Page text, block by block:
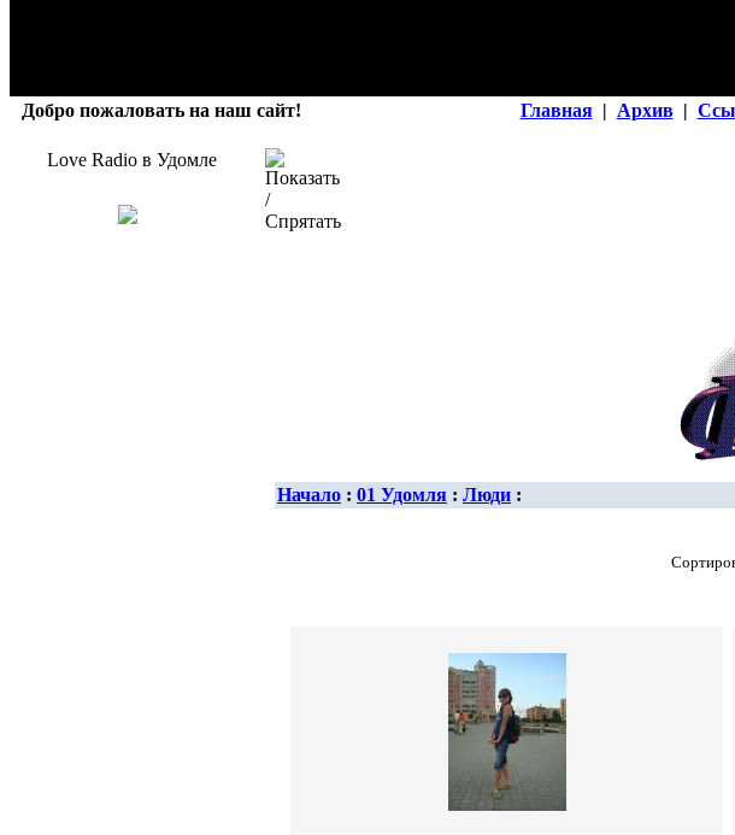
Добро пожаловать на наш сайт! Главная | Архив |
Love Radio в Удомле
Начало : 01 Удомля : Люди :